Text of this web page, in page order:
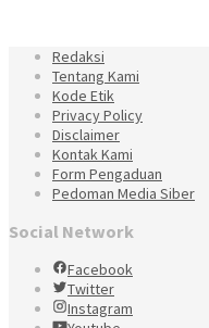
Redaksi
Tentang Kami
Kode Etik
Privacy Policy
Disclaimer
Kontak Kami
Form Pengaduan
Pedoman Media Siber
Social Network
Facebook
Twitter
Instagram